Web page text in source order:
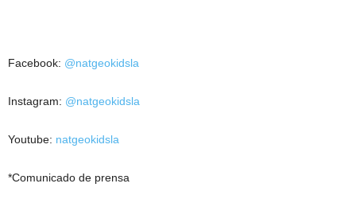
Facebook: @natgeokidsla
Instagram: @natgeokidsla
Youtube: natgeokidsla
*Comunicado de prensa